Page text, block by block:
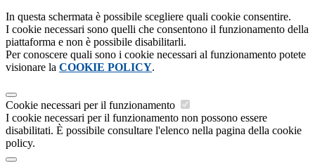
In questa schermata è possibile scegliere quali cookie consentire.
I cookie necessari sono quelli che consentono il funzionamento della
piattaforma e non è possibile disabilitarli.
Per conoscere quali sono i cookie necessari al funzionamento potete
visionare la COOKIE POLICY.
Cookie necessari per il funzionamento
I cookie necessari per il funzionamento non possono essere
disabilitati. È possibile consultare l'elenco nella pagina della cookie
policy.